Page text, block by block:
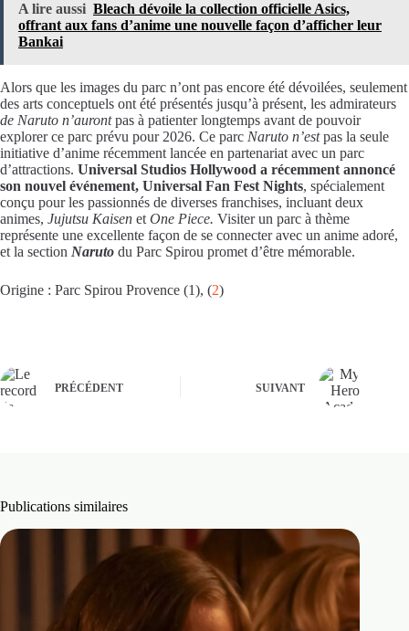
A lire aussi Bleach dévoile la collection officielle Asics,
offrant aux fans d’anime une nouvelle façon d’afficher leur
Bankai
Alors que les images du parc n’ont pas encore été dévoilées, seulement
des arts conceptuels ont été présentés jusqu’à présent, les admirateurs
de Naruto n’aurontpas à patienter longtemps avant de pouvoir
explorer ce parc prévu pour 2026. Ce parc Naruto n’estpas la seule
initiative d’anime récemment lancée en partenariat avec un parc
d’attractions. Universal Studios Hollywood a récemment annoncé
son nouvel événement, Universal Fan Fest Nights, spécialement
conçu pour les passionnés de diverses franchises, incluant deux
animes, Jujutsu Kaisen et One Piece. Visiter un parc à thème
représente une excellente façon de se connecter avec un anime adoré,
et la section Naruto du Parc Spirou promet d’être mémorable.
Origine : Parc Spirou Provence (1), (2)
PRÉCÉDENT SUIVANT
Publications similaires